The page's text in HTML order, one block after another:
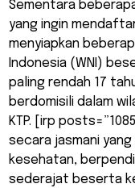
Sementara
yang ingin
menyiapkan
Indonesia (WNI)
paling rendah 17
berdomisili dalam
KTP. [irp
secara jasmani
kesehatan,
sederajat beserta